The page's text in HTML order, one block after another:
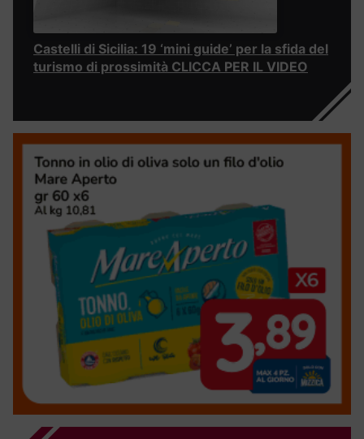
Castelli di Sicilia: 19 ‘mini guide’ per la sfida del
turismo di prossimità CLICCA PER IL VIDEO